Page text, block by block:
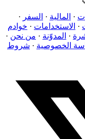
· المالية · السفر ·
· الاستخدامات · خوادم
· المدوّنة · من نحن ·
الخصوصية · شروط